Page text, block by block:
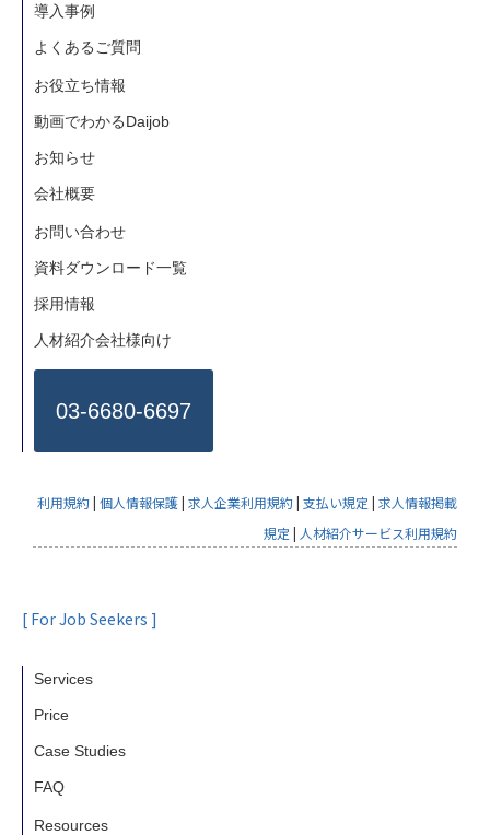
導入事例
よくあるご質問
お役立ち情報
動画でわかるDaijob
お知らせ
会社概要
お問い合わせ
資料ダウンロード一覧
採用情報
人材紹介会社様向け
03-6680-6697
利用規約| 個人情報保護| 求人企業利用規約| 支払い規定 | 求人情報掲載
規定 | 人材紹介サービス利用規約
[ For Job Seekers ]
Services
Price
Case Studies
FAQ
Resources